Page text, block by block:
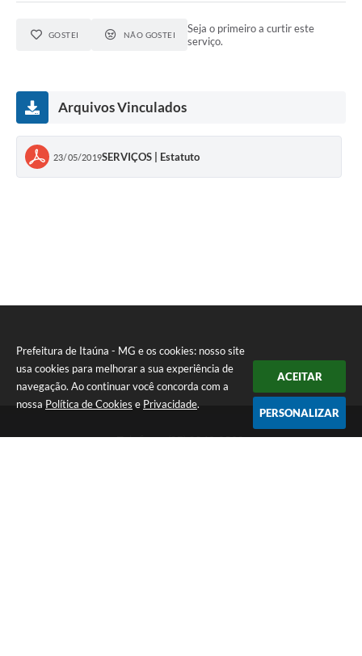
Prefeitura de Itaúna - MG e os cookies: nosso site
usa cookies para melhorar a sua experiência de
navegação. Ao continuar você concorda com a
nossa Política de Cookies e Privacidade.
ACEITAR
PERSONALIZAR
GOSTEI NÃO GOSTEI
Seja o primeiro a curtir este
serviço.
Arquivos Vinculados
23/05/2019SERVIÇOS | Estatuto
Telefone: (37) 3249-9500